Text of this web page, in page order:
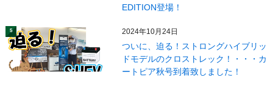
EDITION登場！
5 2024年10月24日
ついに、迫る！ストロングハイブリッ
ドモデルのクロストレック！・・・カ
ートピア秋号到着致しました！